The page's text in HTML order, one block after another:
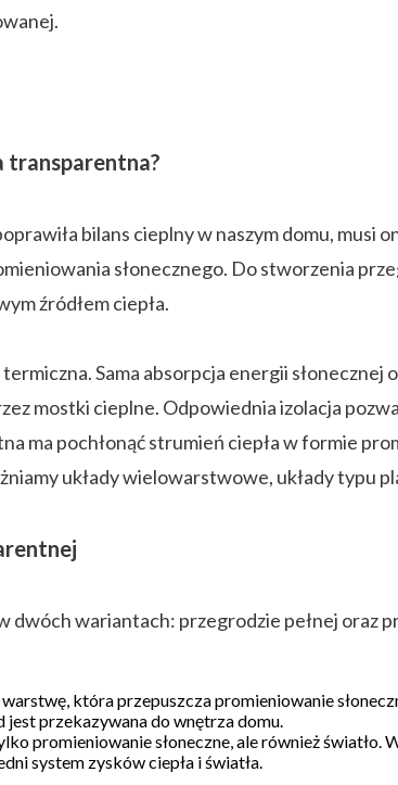
transparentna?
bilans cieplny w naszym domu, musi
słonecznego. Do stworzenia
źródłem ciepła.
Sama absorpcja energii słonecznej
mostki cieplne. Odpowiednia izolacja
ma pochłonąć strumień ciepła w formie
układy wielowarstwowe, układy typu
wariantach: przegrodzie pełnej oraz
która przepuszcza promieniowanie
przekazywana do wnętrza domu.
promieniowanie słoneczne, ale również
system zysków ciepła i światła.